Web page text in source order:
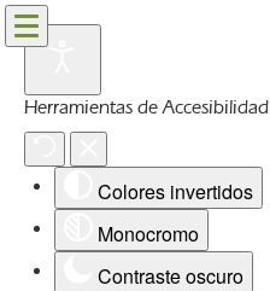
Herramientas de Accesibilidad
Colores invertidos
Monocromo
Contraste oscuro